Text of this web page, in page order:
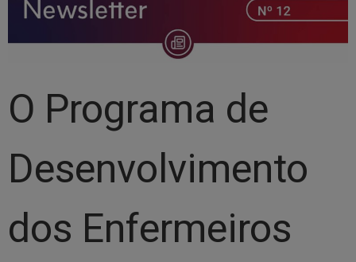
O Programa de
Desenvolvimento
dos Enfermeiros